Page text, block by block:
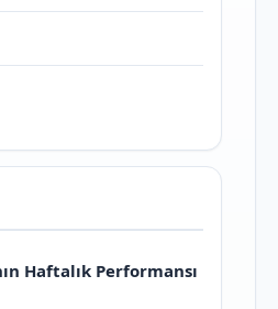
Haftalık Performansı